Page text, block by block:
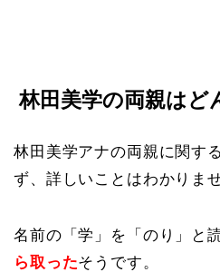
林田美学の両親はど
林田美学アナの両親に関す
ず、詳しいことはわかりま
名前の「学」を「のり」と
ら取ったそうです。